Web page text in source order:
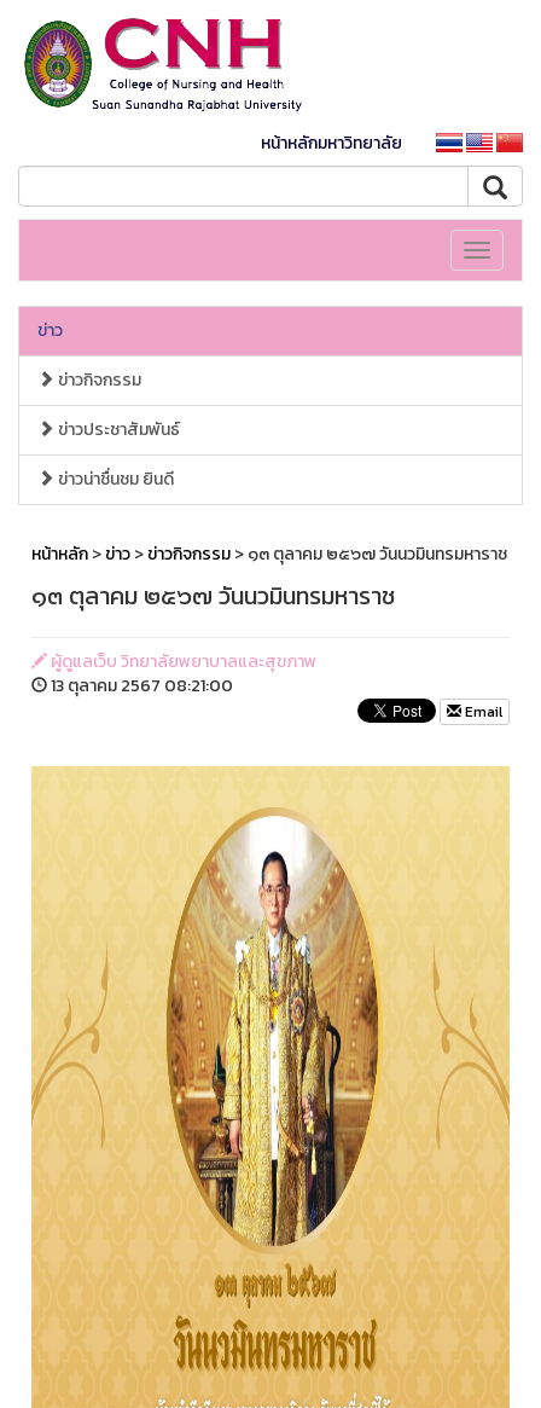
หน้าหลักมหาวิทยาลัย
Toggle
ข่าว
ข่าวกิจกรรม
ข่าวประชาสัมพันธ์
ข่าวน่าชื่นชม ยินดี
หน้าหลัก>ข่าว>ข่าวกิจกรรม> ๑๓ ตุลาคม ๒๕๖๗ วันนวมินทรมหาราช
๑๓ ตุลาคม ๒๕๖๗ วันนวมินทรมหาราช
ผู้ดูแลเว็บ วิทยาลัยพยาบาลและสุขภาพ
13 ตุลาคม 2567 08:21:00
Email